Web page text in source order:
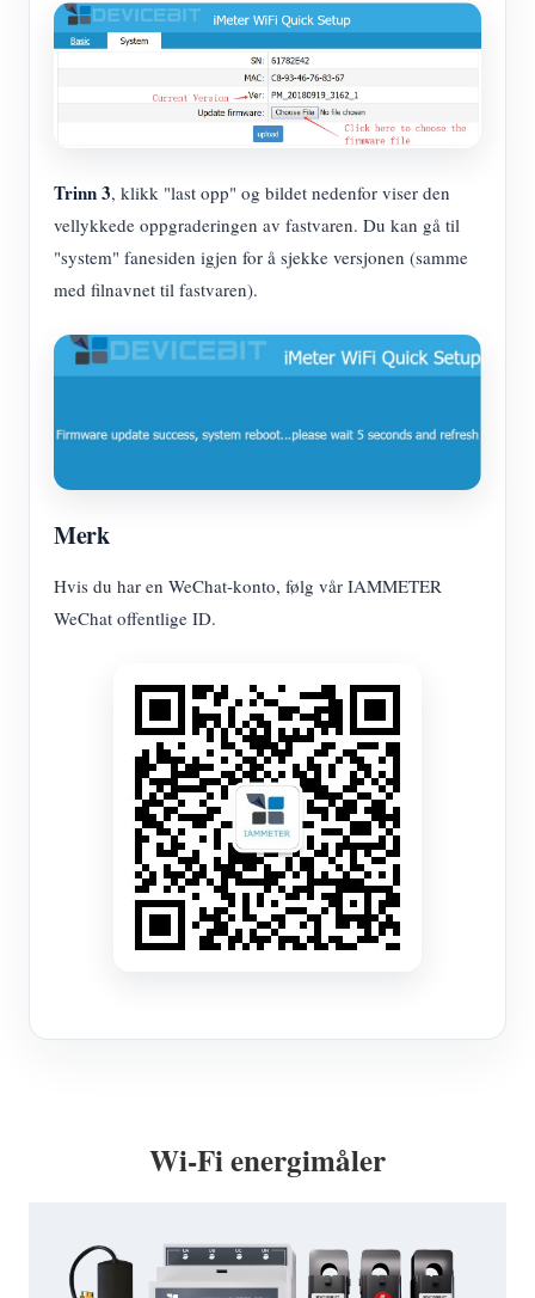
Trinn 3, klikk "last opp" og bildet nedenfor viser den
vellykkede oppgraderingen av fastvaren. Du kan gå til
"system" fanesiden igjen for å sjekke versjonen (samme
med filnavnet til fastvaren).
Merk
Hvis du har en WeChat-konto, følg vår IAMMETER
WeChat offentlige ID.
Wi-Fi energimåler